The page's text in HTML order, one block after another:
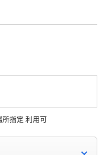
所指定 利用可